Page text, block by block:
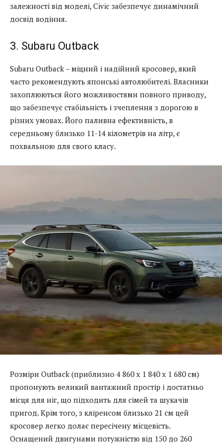
залежності від моделі, Civic забезпечує динамічний
досвід водіння.
3. Subaru Outback
Subaru Outback – міцний і надійний кросовер, який
часто рекомендують японські автолюбителі. Власники
захоплюються його можливостями повного приводу,
що забезпечує стабільність і зчеплення з дорогою в
різних умовах. Його паливна ефективність, в
середньому близько 11-14 кілометрів на літр, є
похвальною для свого класу.
Розміри Outback (приблизно 4 860 x 1 840 x 1 680 см)
пропонують великий вантажний простір і достатньо
місця для ніг, що підходить для сімей та шукачів
пригод. Крім того, з кліренсом близько 21 см цей
кросовер легко долає пересічену місцевість.
Оснащений двигунами потужністю від 150 до 260